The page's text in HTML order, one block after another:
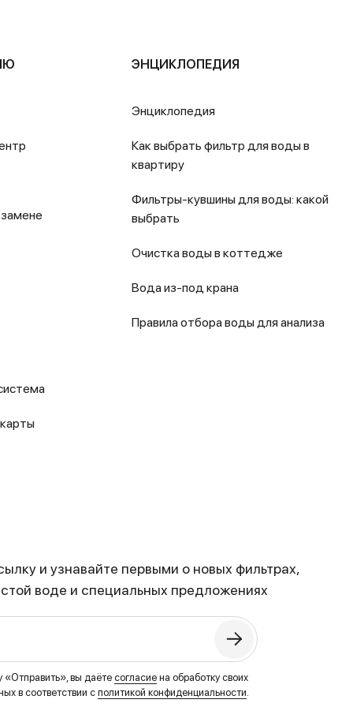
ЭНЦИКЛОПЕДИЯ
Энциклопедия
Как выбрать фильтр для воды в
квартиру
Фильтры-кувшины для воды: какой
выбрать
Очистка воды в коттедже
Вода из-под крана
Правила отбора воды для анализа
и узнавайте первыми о новых фильтрах,
воде и специальных предложениях
«Отправить», вы даёте согласие на обработку своих
в соответствии с политикой конфиденциальности.